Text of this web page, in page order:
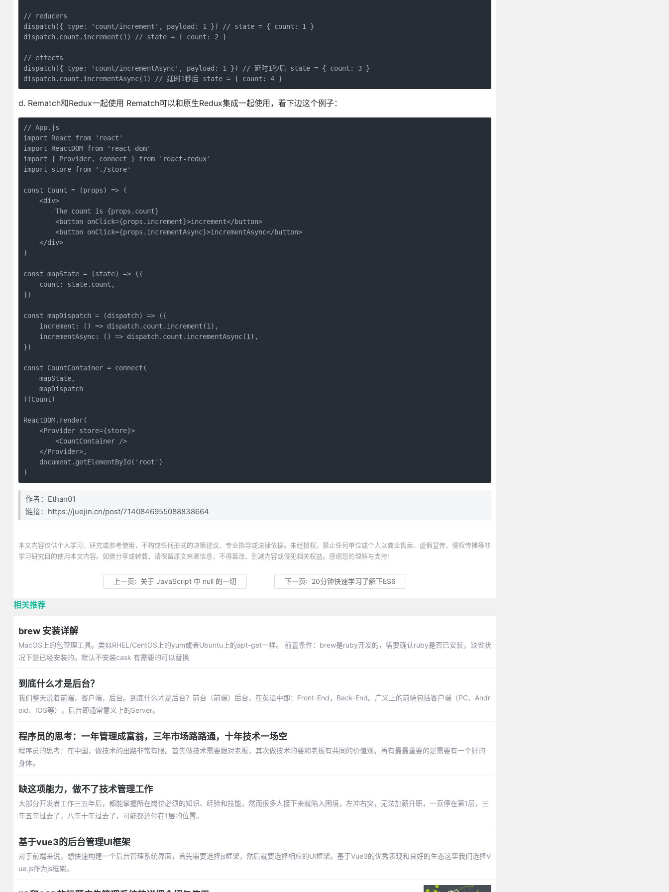
// reducers
dispatch({ type: 'count/increment', payload: 1 }) // state = { count: 1 }
dispatch.count.increment(1) // state = { count: 2 }
// effects
dispatch({ type: 'count/incrementAsync', payload: 1 }) // 延时1秒后 state = { count: 3 }
d. Rematch和Redux一起使用 Rematch可以和原生Redux集成一起使用，看下边这个例子：
// App.js
import React from 'react'
import ReactDOM from 'react-dom'
import { Provider, connect } from 'react-redux'
import store from './store'
const Count = (props) => (
    <div>
        The count is {props.count}
        <button onClick={props.increment}>increment</button>
        <button onClick={props.incrementAsync}>incrementAsync</button>
    </div>
)
const mapState = (state) => ({
    count: state.count,
})
const mapDispatch = (dispatch) => ({
    increment: () => dispatch.count.increment(1),
    incrementAsync: () => dispatch.count.incrementAsync(1),
})
const CountContainer = connect(
    mapState,
    mapDispatch
)(Count)
ReactDOM.render(
    <Provider store={store}>
        <CountContainer />
    </Provider>,
    document.getElementById('root')
)
作者：Ethan01
链接：https://juejin.cn/post/7140846955088838664
本文内容仅供个人学习、研究或参考使用，不构成任何形式的决策建议、专业指导或法律依据。未经授权，禁止任何单位或个人以商业售卖、虚假宣传、侵权传播等非
学习研究目的使用本文内容。如需分享或转载，请保留原文来源信息，不得篡改、删减内容或侵犯相关权益。感谢您的理解与支持！
上一页: 关于 JavaScript 中 null 的一切 下一页: 20分钟快速学习了解下ES6
相关推荐
brew 安装详解
MacOS上的包管理工具。类似RHEL/CentOS上的yum或者Ubuntu上的apt-get一样。 前置条件：brew是ruby开发的，需要确认ruby是否已安装，缺省状
况下是已经安装的。默认不安装cask 有需要的可以替换
到底什么才是后台？
我们整天说着前端，客户端，后台。到底什么才是后台？前台（前端）后台，在英语中即：Front-End，Back-End。广义上的前端包括客户端（PC、Andr
oid、IOS等），后台即通常意义上的Server。
程序员的思考：一年管理成富翁，三年市场路路通，十年技术一场空
程序员的思考：在中国，做技术的出路非常有限。首先做技术需要跟对老板，其次做技术的要和老板有共同的价值观，再有最最重要的是需要有一个好的
身体。
缺这项能力，做不了技术管理工作
大部分开发者工作三五年后，都能掌握所在岗位必须的知识、经验和技能，然而很多人接下来就陷入困境，左冲右突，无法加薪升职，一直停在第1层，三
年五年过去了，八年十年过去了，可能都还停在1层的位置。
基于vue3的后台管理UI框架
​对于前端来说，想快速构建一个后台管理系统界面，首先需要选择js框架，然后就要选择相应的UI框架。基于Vue3的优秀表现和良好的生态这里我们选择V
ue.js作为js框架。